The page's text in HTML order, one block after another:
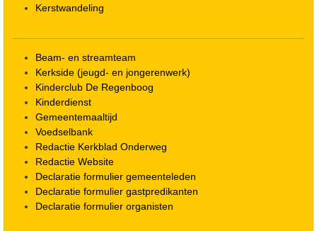
Kerstwandeling
Beam- en streamteam
Kerkside (jeugd- en jongerenwerk)
Kinderclub De Regenboog
Kinderdienst
Gemeentemaaltijd
Voedselbank
Redactie Kerkblad Onderweg
Redactie Website
Declaratie formulier gemeenteleden
Declaratie formulier gastpredikanten
Declaratie formulier organisten